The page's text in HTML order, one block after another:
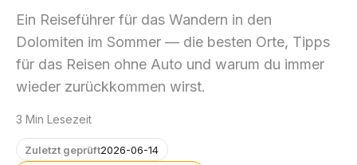
Ein Reiseführer für das Wandern in den
Dolomiten im Sommer — die besten Orte, Tipps
für das Reisen ohne Auto und warum du immer
wieder zurückkommen wirst.
3 Min Lesezeit
Zuletzt geprüft2026-06-14